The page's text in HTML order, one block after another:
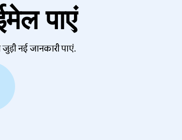
पाएं
नई जानकारी पाएं.